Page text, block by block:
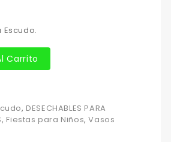
Carrito
, DESECHABLES PARA
, Fiestas para Niños,Vasos